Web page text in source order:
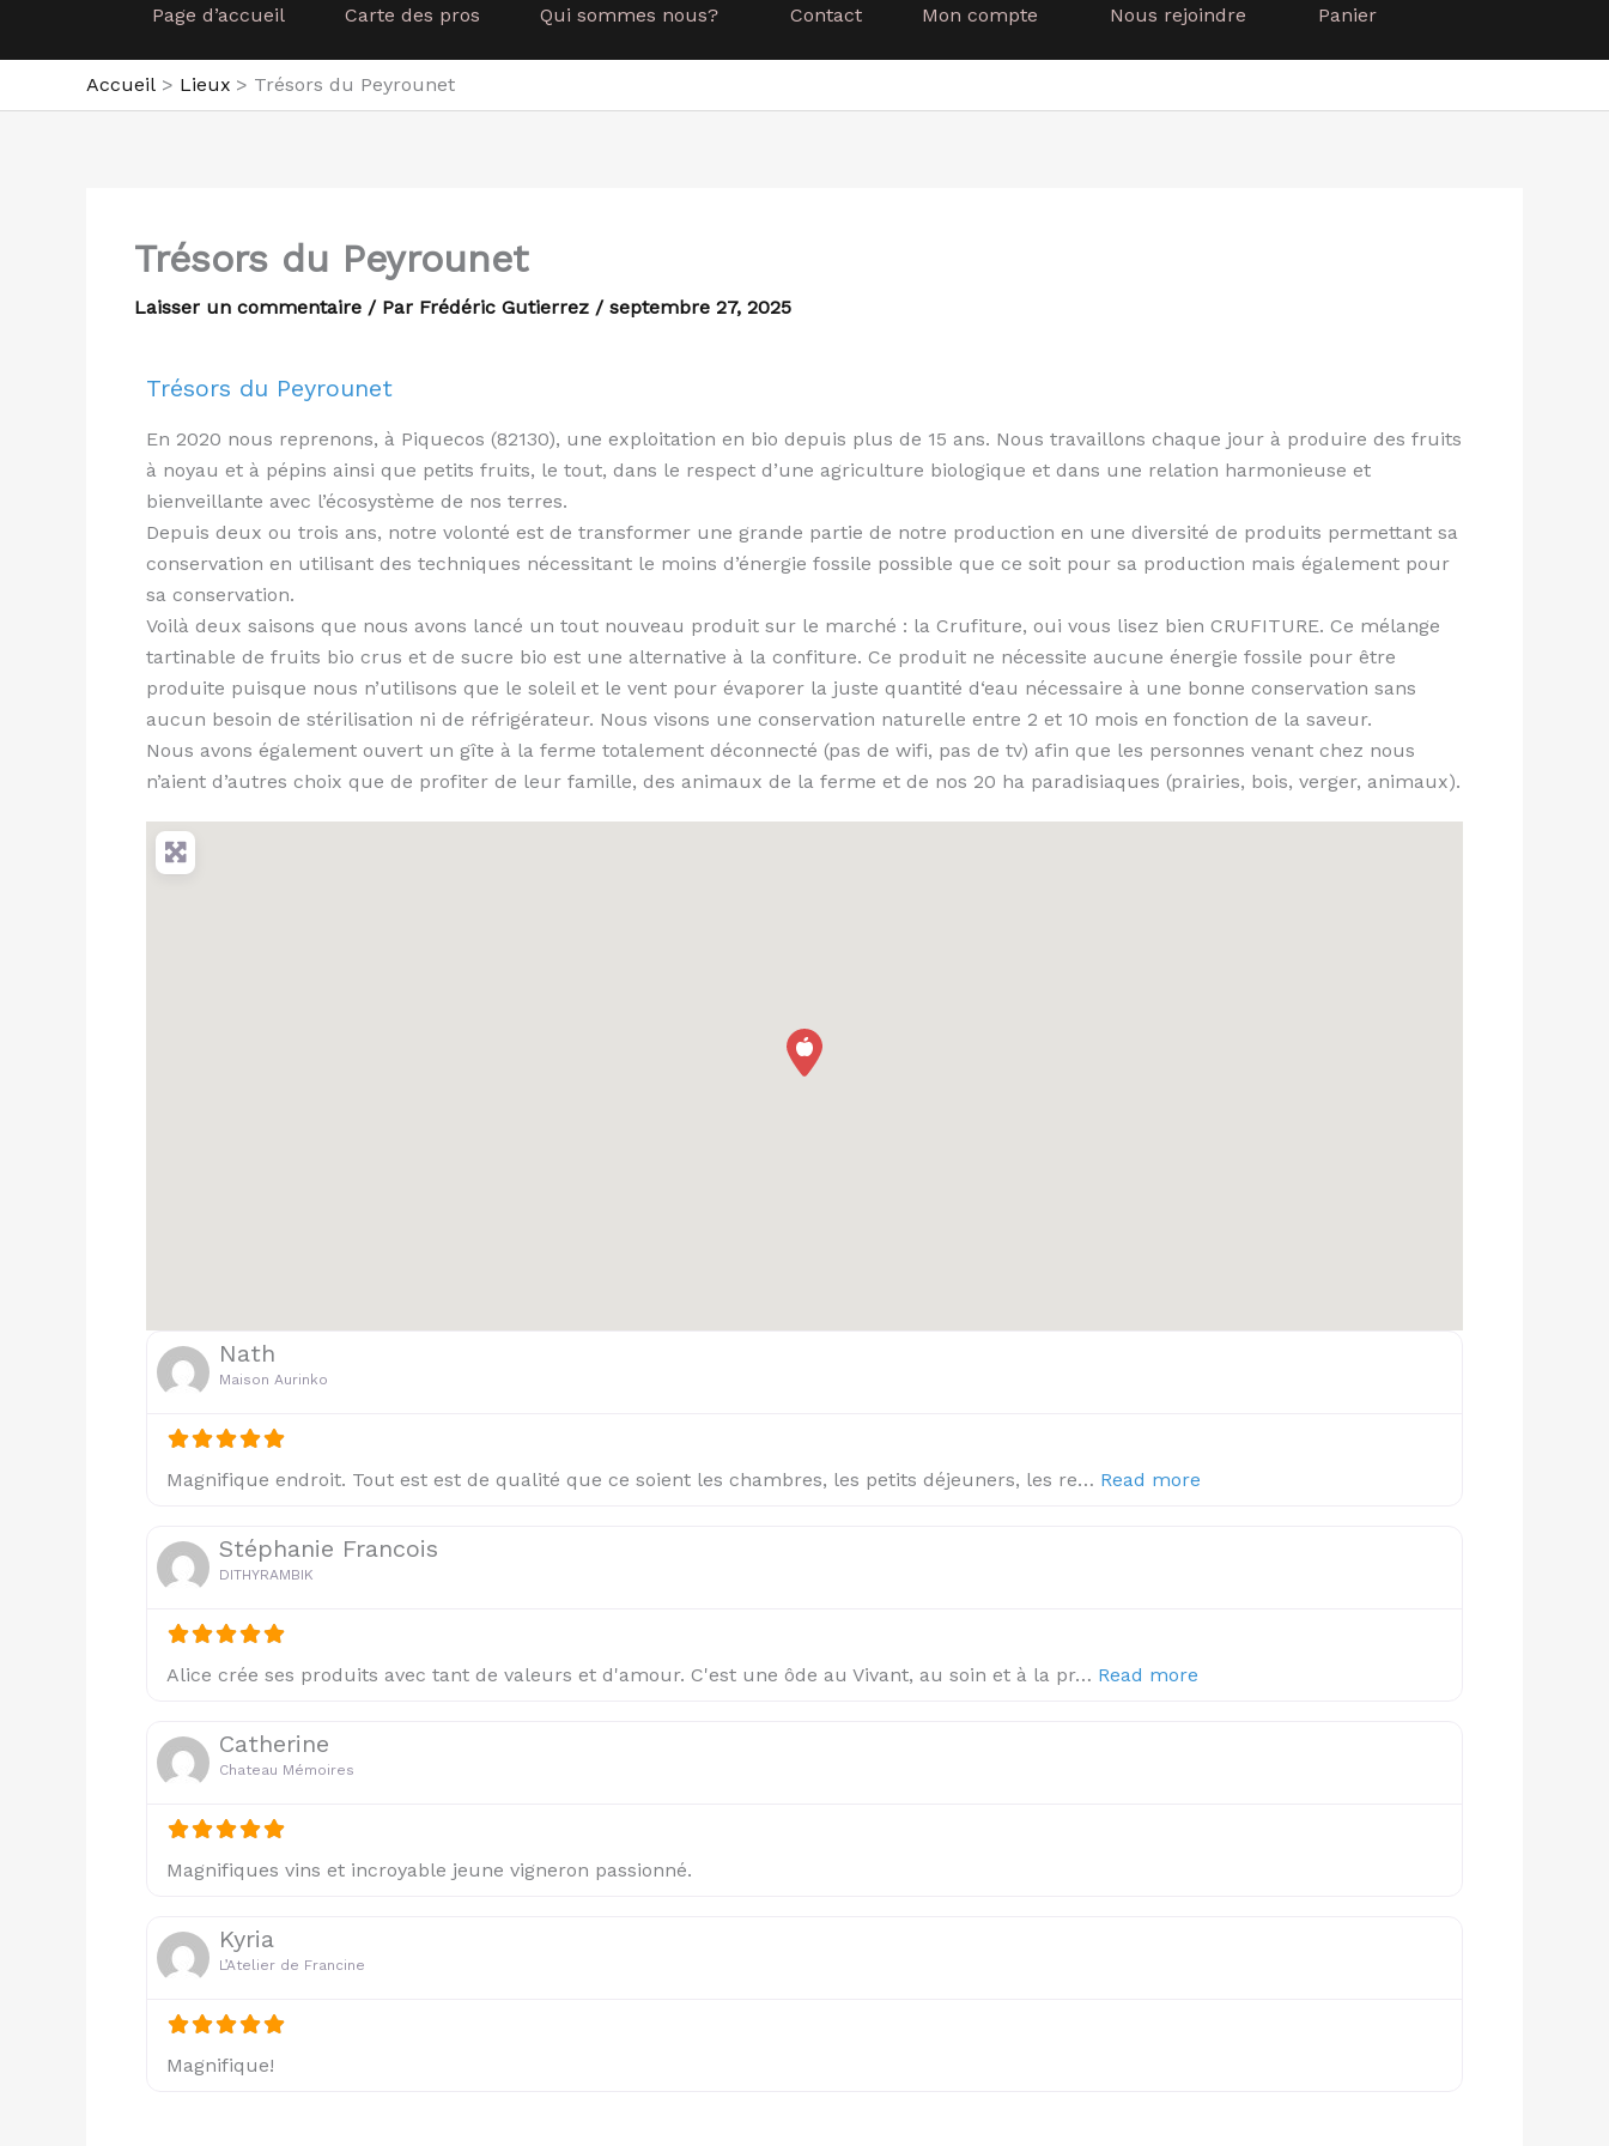
Page d’accueil Carte des pros Qui sommes nous? Contact Mon compte Nous rejoindre Panier
Accueil Lieux Trésors du Peyrounet
Trésors du Peyrounet
Laisser un commentaire / Par Frédéric Gutierrez / septembre 27, 2025
Trésors du Peyrounet
En 2020 nous reprenons, à Piquecos (82130), une exploitation en bio depuis plus de 15 ans. Nous travaillons chaque jour à produire des fruits
à noyau et à pépins ainsi que petits fruits, le tout, dans le respect d’une agriculture biologique et dans une relation harmonieuse et
bienveillante avec l’écosystème de nos terres.
Depuis deux ou trois ans, notre volonté est de transformer une grande partie de notre production en une diversité de produits permettant sa
conservation en utilisant des techniques nécessitant le moins d’énergie fossile possible que ce soit pour sa production mais également pour
sa conservation.
Voilà deux saisons que nous avons lancé un tout nouveau produit sur le marché : la Crufiture, oui vous lisez bien CRUFITURE. Ce mélange
tartinable de fruits bio crus et de sucre bio est une alternative à la confiture. Ce produit ne nécessite aucune énergie fossile pour être
produite puisque nous n’utilisons que le soleil et le vent pour évaporer la juste quantité d‘eau nécessaire à une bonne conservation sans
aucun besoin de stérilisation ni de réfrigérateur. Nous visons une conservation naturelle entre 2 et 10 mois en fonction de la saveur.
Nous avons également ouvert un gîte à la ferme totalement déconnecté (pas de wifi, pas de tv) afin que les personnes venant chez nous
n’aient d’autres choix que de profiter de leur famille, des animaux de la ferme et de nos 20 ha paradisiaques (prairies, bois, verger, animaux).
Nath
Maison Aurinko
Magnifique endroit. Tout est est de qualité que ce soient les chambres, les petits déjeuners, les re… Read more
Stéphanie Francois
DITHYRAMBIK
Alice crée ses produits avec tant de valeurs et d'amour. C'est une ôde au Vivant, au soin et à la pr… Read more
Catherine
Chateau Mémoires
Magnifiques vins et incroyable jeune vigneron passionné.
Kyria
L’Atelier de Francine
Magnifique!